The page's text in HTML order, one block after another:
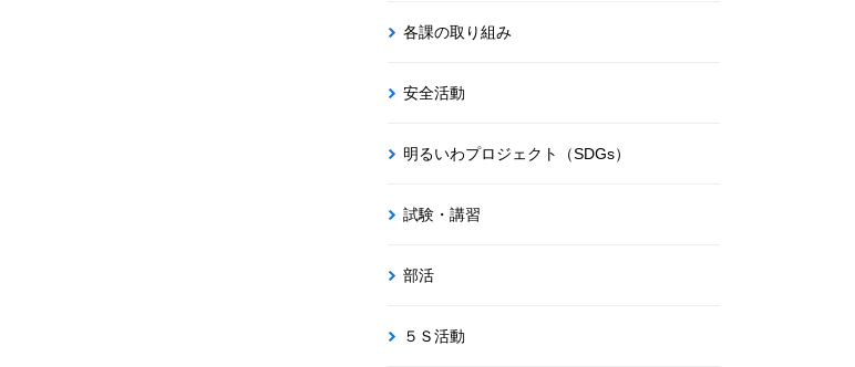
各課の取り組み
安全活動
明るいわプロジェクト（SDGs）
試験・講習
部活
５Ｓ活動